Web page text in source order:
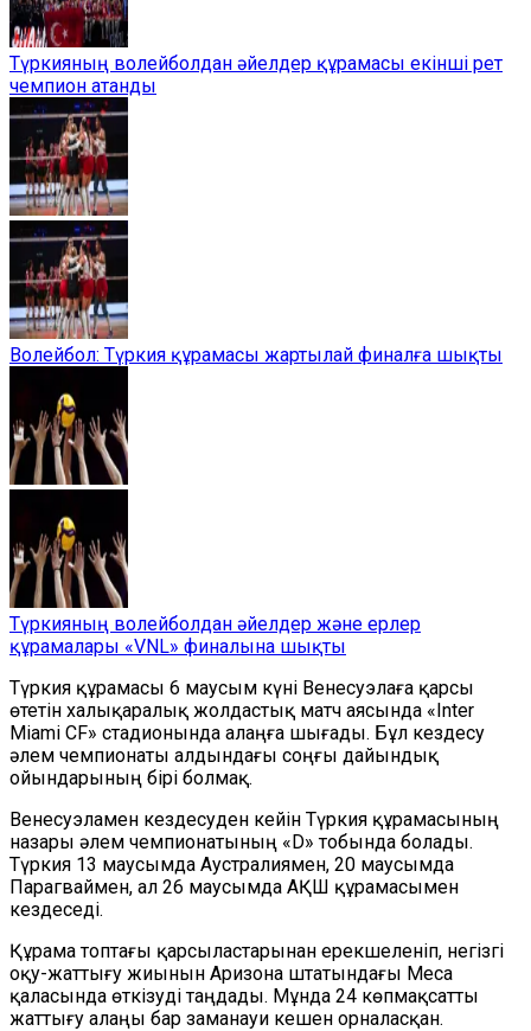
Түркияның волейболдан әйелдер құрамасы екінші рет
чемпион атанды
Волейбол: Түркия құрамасы жартылай финалға шықты
Түркияның волейболдан әйелдер және ерлер
құрамалары «VNL» финалына шықты
Түркия құрамасы 6 маусым күні Венесуэлаға қарсы
өтетін халықаралық жолдастық матч аясында «Inter
Miami CF» стадионында алаңға шығады. Бұл кездесу
әлем чемпионаты алдындағы соңғы дайындық
ойындарының бірі болмақ.
Венесуэламен кездесуден кейін Түркия құрамасының
назары әлем чемпионатының «D» тобында болады.
Түркия 13 маусымда Аустралиямен, 20 маусымда
Парагваймен, ал 26 маусымда АҚШ құрамасымен
кездеседі.
Құрама топтағы қарсыластарынан ерекшеленіп, негізгі
оқу-жаттығу жиынын Аризона штатындағы Меса
қаласында өткізуді таңдады. Мұнда 24 көпмақсатты
жаттығу алаңы бар заманауи кешен орналасқан.